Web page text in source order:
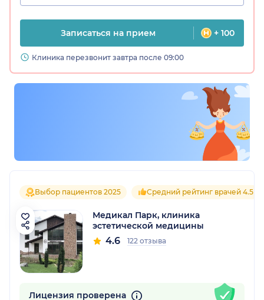
Записаться на прием + 100
Клиника перезвонит завтра после 09:00
Выбор пациентов 2025 Средний рейтинг врачей 4.5
Медикал Парк, клиника
эстетической медицины
4.6 122 отзыва
Лицензия проверена